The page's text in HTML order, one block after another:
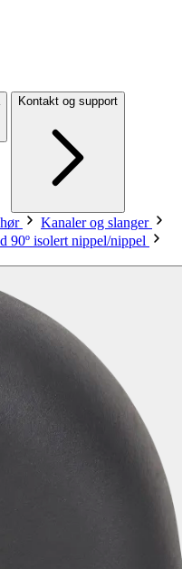
Kontakt og support
Kanaler og slanger
90º isolert nippel/nippel